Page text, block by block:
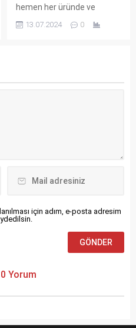
yorgunluktan kurtarıcı
vitaminin vücudumuza
hemen her üründe ve
işlenmiş gıdada yer alıyor.
Gıda üretiminde ve
13.07.2024 0
için adım, e-posta adresim
Yorum